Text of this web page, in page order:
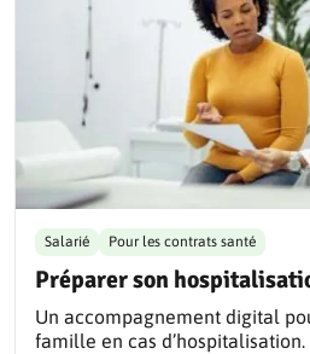
Préparer son
Salarié Pour les contrats santé
Un accompagnement digital
famille en cas d’hospitalisation.